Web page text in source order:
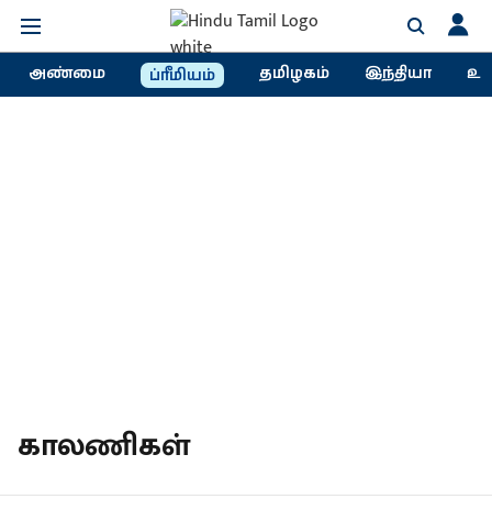
அண்மை ப்ரீமியம் தமிழகம் இந்தியா
காலணிகள்